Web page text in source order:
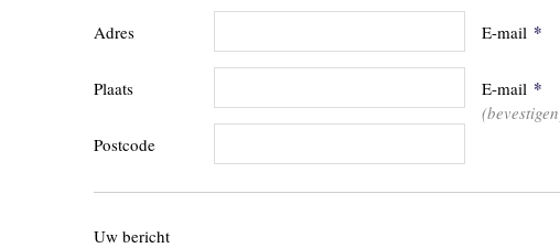
Adres
Plaats
Postcode
E-mail *
E-mail *
Uw bericht